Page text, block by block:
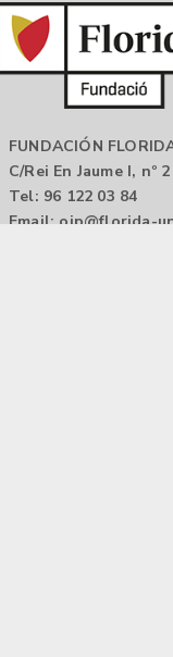
FUNDACIÓN
C/Rei En Jaume I, nº
Tel: 96 122 03 84
Email: oip@florida-